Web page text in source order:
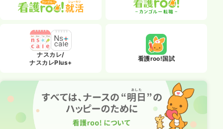
ナスカレ/
ナスカレPlus+
看護roo!国試